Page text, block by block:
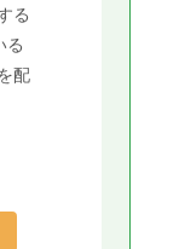
る
る
配